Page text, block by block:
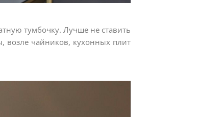
тумбочку. Лучше не ставить
возле чайников, кухонных плит